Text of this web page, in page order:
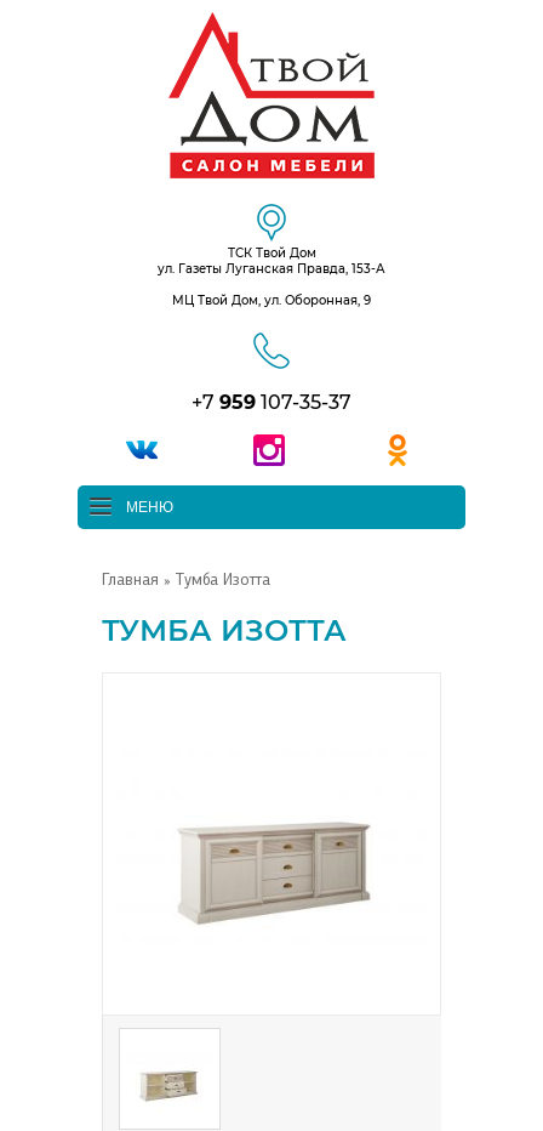
ТСК Твой Дом
ул. Газеты Луганская Правда, 153-А
МЦ Твой Дом, ул. Оборонная, 9
+7 959 107-35-37
МЕНЮ
Главная » Тумба Изотта
ТУМБА ИЗОТТА